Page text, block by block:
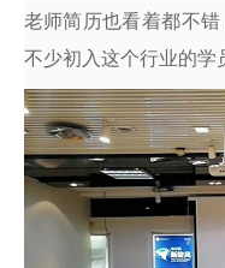
老师简历也看着都不
不少初入这个行业的学